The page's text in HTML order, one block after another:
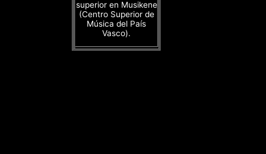
superior en Musikene
(Centro Superior de
Música del País
Vasco).